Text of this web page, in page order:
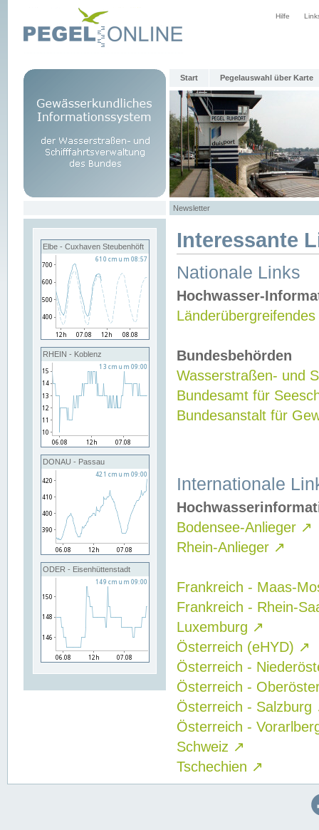
Hilfe
Start Pegelauswahl über Karte
Newsletter
Elbe - Cuxhaven Steubenhöft
RHEIN - Koblenz
DONAU - Passau
ODER - Eisenhüttenstadt
Interessante
Nationale Links
Hochwasser-
Bundesbehörden
Wasserstraßen- und
Bundesamt für
Bundesanstalt für
Internationale
Bodensee-Anlieger ↗
Rhein-Anlieger ↗
Frankreich - Maas-
Frankreich - Rhein-
Luxemburg ↗
Österreich (eHYD) ↗
Österreich -
Österreich -
Österreich - Salzburg
Österreich -
Schweiz ↗
Tschechien ↗